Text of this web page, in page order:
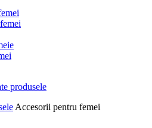
Accesorii pentru femei